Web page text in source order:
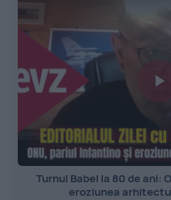
Turnul Babel la 80 de ani:
eroziunea